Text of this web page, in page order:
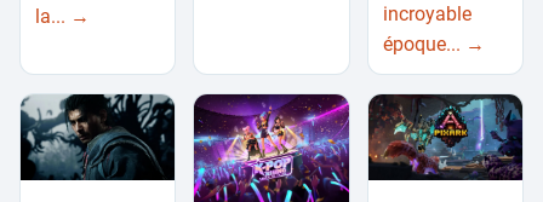
la... →
incroyable
époque... →